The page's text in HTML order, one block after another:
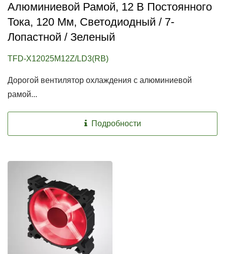
Алюминиевой Рамой, 12 В Постоянного
Тока, 120 Мм, Светодиодный / 7-
Лопастной / Зеленый
TFD-X12025M12Z/LD3(RB)
Дорогой вентилятор охлаждения с алюминиевой
рамой...
Подробности